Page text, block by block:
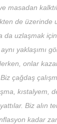
masadan
de üzerinde
da uzlaşmak
yaklaşımı
onlar
çağdaş
kıstalyem,
Biz alın
kadar